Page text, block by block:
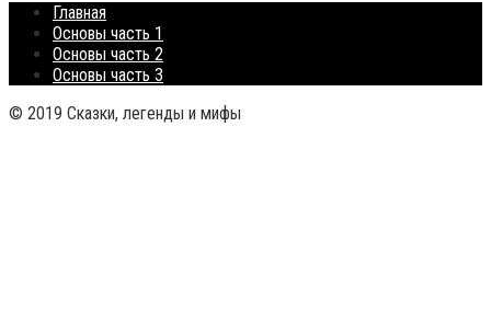
Главная
Основы часть 1
Основы часть 2
Основы часть 3
© 2019 Сказки, легенды и мифы